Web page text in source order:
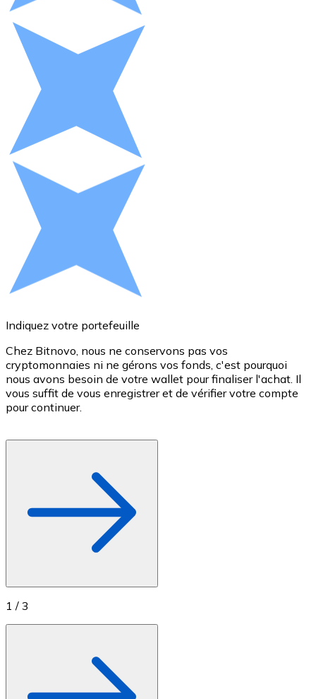
XRP
Voir toutes
Achetez des cryptomonnaies en espèces et d'autres
Acheter avec espèces
Virement SEPA
Ajoutez des fonds à votre compte Bitnovo ou
Acheter avec virement bancaire
Carte de crédit / débit
Utilisez les cartes Visa et Mastercard pour acheter
Acheter avec carte
Boutique - Cartes
Nouveau
Achetez des cartes-cadeaux de vos marques
Indiquez votre portefeuille
Chez Bitnovo, nous ne conservons pas vos
cryptomonnaies ni ne gérons vos fonds, c'est pourquoi
nous avons besoin de votre wallet pour finaliser l'achat. Il
vous suffit de vous enregistrer et de vérifier votre compte
pour continuer.
1 / 3